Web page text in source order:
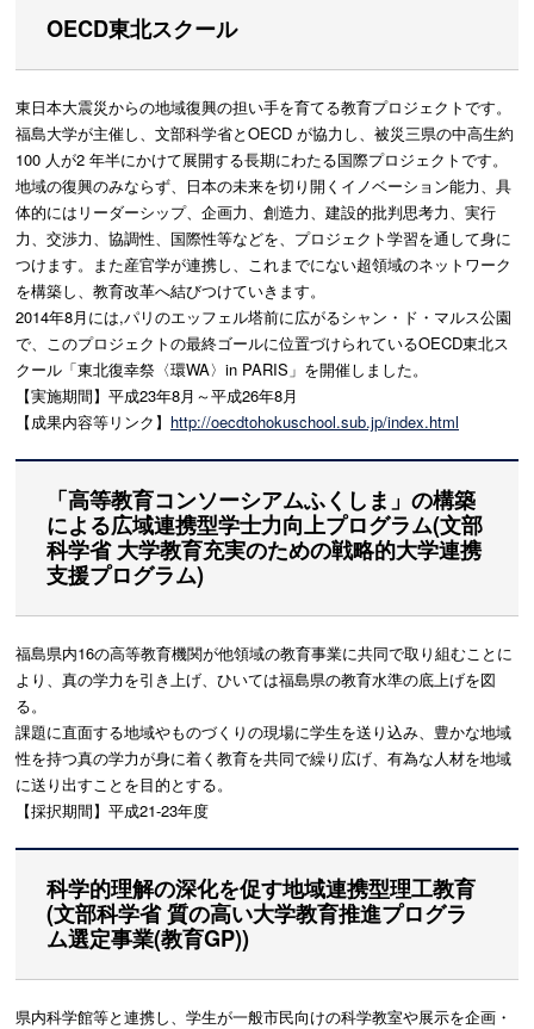
OECD東北スクール
東日本大震災からの地域復興の担い手を育てる教育プロジェクトです。
福島大学が主催し、文部科学省とOECD が協力し、被災三県の中高生約
100 人が2 年半にかけて展開する長期にわたる国際プロジェクトです。
地域の復興のみならず、日本の未来を切り開くイノベーション能力、具
体的にはリーダーシップ、企画力、創造力、建設的批判思考力、実行
力、交渉力、協調性、国際性等などを、プロジェクト学習を通して身に
つけます。また産官学が連携し、これまでにない超領域のネットワーク
を構築し、教育改革へ結びつけていきます。
2014年8月には,パリのエッフェル塔前に広がるシャン・ド・マルス公園
で、このプロジェクトの最終ゴールに位置づけられているOECD東北ス
クール「東北復幸祭〈環WA〉in PARIS」を開催しました。
【実施期間】平成23年8月～平成26年8月
【成果内容等リンク】 http://oecdtohokuschool.sub.jp/index.html
「高等教育コンソーシアムふくしま」の構築
による広域連携型学士力向上プログラム(文部
科学省 大学教育充実のための戦略的大学連携
支援プログラム)
福島県内16の高等教育機関が他領域の教育事業に共同で取り組むことに
より、真の学力を引き上げ、ひいては福島県の教育水準の底上げを図
る。
課題に直面する地域やものづくりの現場に学生を送り込み、豊かな地域
性を持つ真の学力が身に着く教育を共同で繰り広げ、有為な人材を地域
に送り出すことを目的とする。
【採択期間】平成21-23年度
科学的理解の深化を促す地域連携型理工教育
(文部科学省 質の高い大学教育推進プログラ
ム選定事業(教育GP))
県内科学館等と連携し、学生が一般市民向けの科学教室や展示を企画・